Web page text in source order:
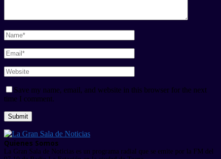
Save my name, email, and website in this browser for the next
time I comment.
Quienes Somos
La Gran Sala de Noticias es un programa radial que se emite por la FM del